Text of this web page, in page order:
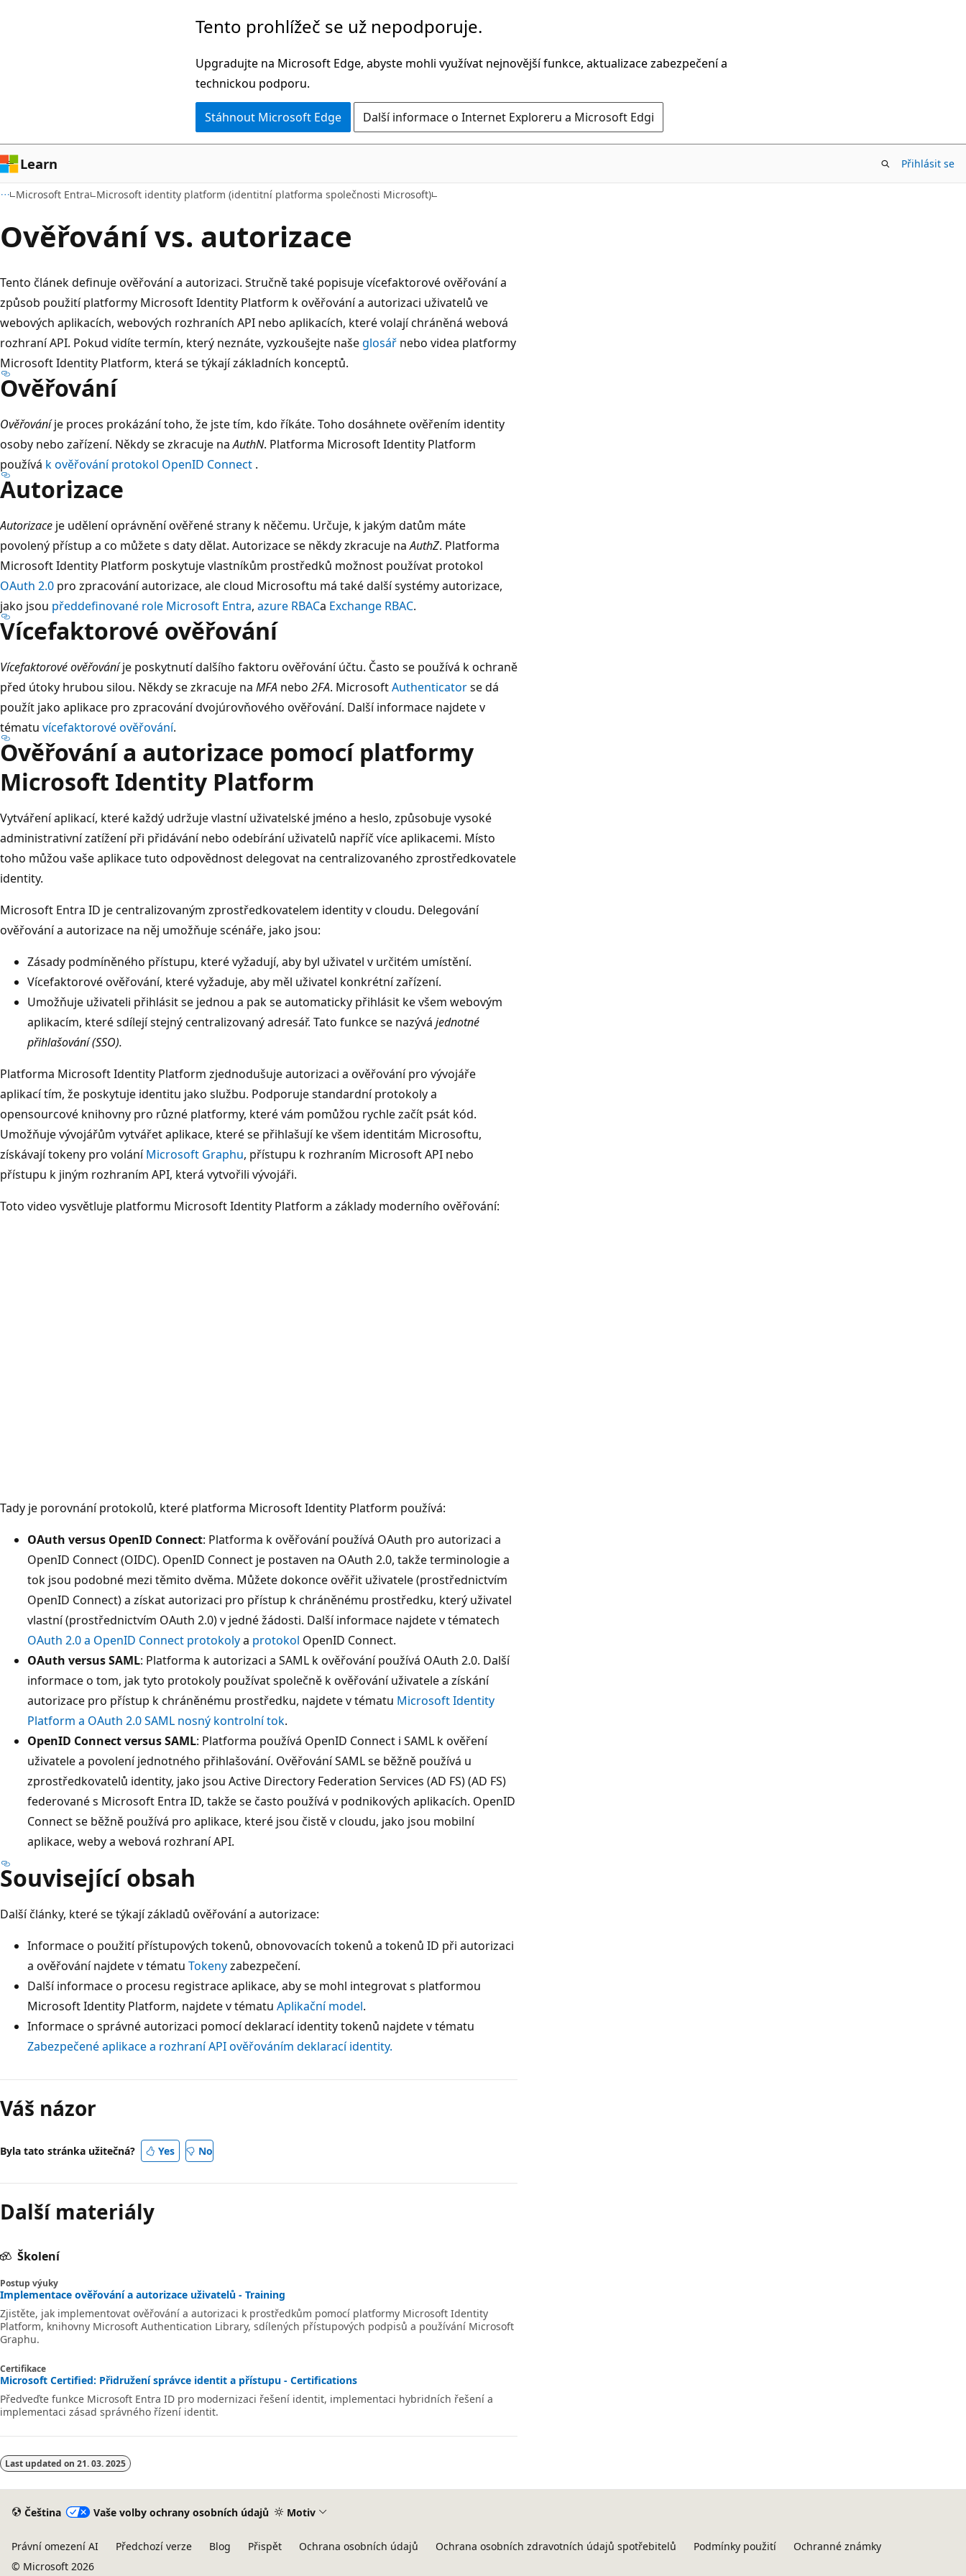
Tento prohlížeč se už nepodporuje.
Upgradujte na Microsoft Edge, abyste mohli využívat nejnovější funkce, aktualizace zabezpečení a
technickou podporu.
Stáhnout Microsoft Edge Další informace o Internet Exploreru a Microsoft Edgi
Learn Přihlásit se
Microsoft Entra Microsoft identity platform (identitní platforma společnosti Microsoft)
Ověřování vs. autorizace
Tento článek definuje ověřování a autorizaci. Stručně také popisuje vícefaktorové ověřování a
způsob použití platformy Microsoft Identity Platform k ověřování a autorizaci uživatelů ve
webových aplikacích, webových rozhraních API nebo aplikacích, které volají chráněná webová
rozhraní API. Pokud vidíte termín, který neznáte, vyzkoušejte našeglosář nebo videa platformy
Microsoft Identity Platform, která se týkají základních konceptů.
Ověřování
Ověřováníje proces prokázání toho, že jste tím, kdo říkáte. Toho dosáhnete ověřením identity
osoby nebo zařízení. Někdy se zkracuje naAuthN. Platforma Microsoft Identity Platform
používá k ověřování protokol OpenID Connect .
Autorizace
Autorizace je udělení oprávnění ověřené strany k něčemu. Určuje, k jakým datům máte
povolený přístup a co můžete s daty dělat. Autorizace se někdy zkracuje naAuthZ. Platforma
Microsoft Identity Platform poskytuje vlastníkům prostředků možnost používat protokol
OAuth 2.0 pro zpracování autorizace, ale cloud Microsoftu má také další systémy autorizace,
jako jsou předdefinované role Microsoft Entra, azure RBACa Exchange RBAC.
Vícefaktorové ověřování
Vícefaktorové ověřováníje poskytnutí dalšího faktoru ověřování účtu. Často se používá k ochraně
před útoky hrubou silou. Někdy se zkracuje na MFA nebo 2FA. MicrosoftAuthenticatorse dá
použít jako aplikace pro zpracování dvojúrovňového ověřování. Další informace najdete v
tématu vícefaktorové ověřování.
Ověřování a autorizace pomocí platformy
Microsoft Identity Platform
Vytváření aplikací, které každý udržuje vlastní uživatelské jméno a heslo, způsobuje vysoké
administrativní zatížení při přidávání nebo odebírání uživatelů napříč více aplikacemi. Místo
toho můžou vaše aplikace tuto odpovědnost delegovat na centralizovaného zprostředkovatele
identity.
Microsoft Entra ID je centralizovaným zprostředkovatelem identity v cloudu. Delegování
ověřování a autorizace na něj umožňuje scénáře, jako jsou:
Zásady podmíněného přístupu, které vyžadují, aby byl uživatel v určitém umístění.
Vícefaktorové ověřování, které vyžaduje, aby měl uživatel konkrétní zařízení.
Umožňuje uživateli přihlásit se jednou a pak se automaticky přihlásit ke všem webovým
aplikacím, které sdílejí stejný centralizovaný adresář. Tato funkce se nazývá jednotné
přihlašování (SSO).
Platforma Microsoft Identity Platform zjednodušuje autorizaci a ověřování pro vývojáře
aplikací tím, že poskytuje identitu jako službu. Podporuje standardní protokoly a
opensourcové knihovny pro různé platformy, které vám pomůžou rychle začít psát kód.
Umožňuje vývojářům vytvářet aplikace, které se přihlašují ke všem identitám Microsoftu,
získávají tokeny pro voláníMicrosoft Graphu, přístupu k rozhraním Microsoft API nebo
přístupu k jiným rozhraním API, která vytvořili vývojáři.
Toto video vysvětluje platformu Microsoft Identity Platform a základy moderního ověřování:
Tady je porovnání protokolů, které platforma Microsoft Identity Platform používá:
OAuth versus OpenID Connect: Platforma k ověřování používá OAuth pro autorizaci a
OpenID Connect (OIDC). OpenID Connect je postaven na OAuth 2.0, takže terminologie a
tok jsou podobné mezi těmito dvěma. Můžete dokonce ověřit uživatele (prostřednictvím
OpenID Connect) a získat autorizaci pro přístup k chráněnému prostředku, který uživatel
vlastní (prostřednictvím OAuth 2.0) v jedné žádosti. Další informace najdete v tématech
OAuth 2.0 a OpenID Connect protokolya protokol OpenID Connect.
OAuth versus SAML: Platforma k autorizaci a SAML k ověřování používá OAuth 2.0. Další
informace o tom, jak tyto protokoly používat společně k ověřování uživatele a získání
autorizace pro přístup k chráněnému prostředku, najdete v tématu Microsoft Identity
Platform a OAuth 2.0 SAML nosný kontrolní tok.
OpenID Connect versus SAML: Platforma používá OpenID Connect i SAML k ověření
uživatele a povolení jednotného přihlašování. Ověřování SAML se běžně používá u
zprostředkovatelů identity, jako jsou Active Directory Federation Services (AD FS) (AD FS)
federované s Microsoft Entra ID, takže se často používá v podnikových aplikacích. OpenID
Connect se běžně používá pro aplikace, které jsou čistě v cloudu, jako jsou mobilní
aplikace, weby a webová rozhraní API.
Související obsah
Další články, které se týkají základů ověřování a autorizace:
Informace o použití přístupových tokenů, obnovovacích tokenů a tokenů ID při autorizaci
a ověřování najdete v tématu Tokenyzabezpečení.
Další informace o procesu registrace aplikace, aby se mohl integrovat s platformou
Microsoft Identity Platform, najdete v tématu Aplikační model.
Informace o správné autorizaci pomocí deklarací identity tokenů najdete v tématu
Zabezpečené aplikace a rozhraní API ověřováním deklarací identity.
Váš názor
Byla tato stránka užitečná? Yes No
Další materiály
Školení
Postup výuky
Implementace ověřování a autorizace uživatelů - Training
Zjistěte, jak implementovat ověřování a autorizaci k prostředkům pomocí platformy Microsoft Identity
Platform, knihovny Microsoft Authentication Library, sdílených přístupových podpisů a používání Microsoft
Graphu.
Certifikace
Microsoft Certified: Přidružení správce identit a přístupu - Certifications
Předveďte funkce Microsoft Entra ID pro modernizaci řešení identit, implementaci hybridních řešení a
implementaci zásad správného řízení identit.
Last updated on 21. 03. 2025
Čeština Vaše volby ochrany osobních údajů Motiv
Právní omezení AI Předchozí verze Blog Přispět Ochrana osobních údajů Ochrana osobních zdravotních údajů spotřebitelů Podmínky použití
Ochranné známky
© Microsoft 2026